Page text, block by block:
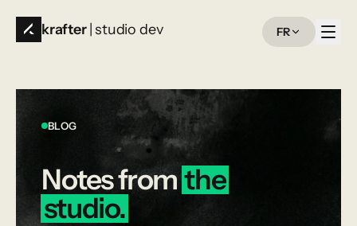
krafter | studio dev FR
BLOG
Notesfrom the
studio.